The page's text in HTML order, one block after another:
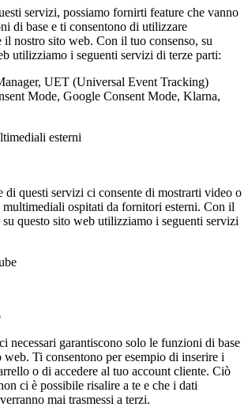
servizi, possiamo fornirti feature che vanno
di base e ti consentono di utilizzare
il nostro sito web. Con il tuo consenso, su
utilizziamo i seguenti servizi di terze parti:
UET (Universal Event Tracking)
Mode, Google Consent Mode, Klarna,
esterni
di questi servizi ci consente di mostrarti video o
ospitati da fornitori esterni. Con il
su questo sito web utilizziamo i seguenti servizi
necessari garantiscono solo le funzioni di base
web. Ti consentono per esempio di inserire i
o di accedere al tuo account cliente. Ciò
ci è possibile risalire a te e che i dati
mai trasmessi a terzi.